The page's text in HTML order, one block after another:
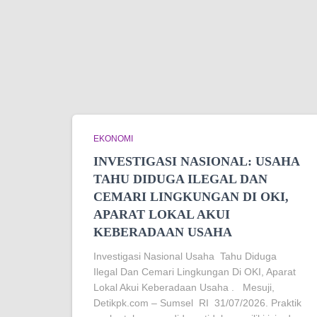
EKONOMI
INVESTIGASI NASIONAL: USAHA
TAHU DIDUGA ILEGAL DAN
CEMARI LINGKUNGAN DI OKI,
APARAT LOKAL AKUI
KEBERADAAN USAHA
Investigasi Nasional Usaha Tahu Diduga
Ilegal Dan Cemari Lingkungan Di OKI, Aparat
Lokal Akui Keberadaan Usaha . Mesuji,
Detikpk.com – Sumsel RI 31/07/2026. Praktik